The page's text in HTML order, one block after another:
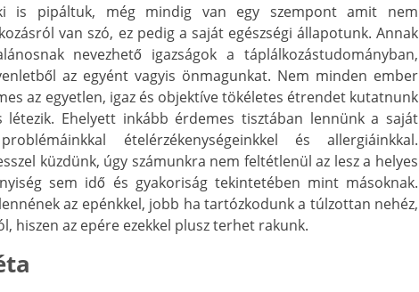
is pipáltuk, még mindig van egy szempont amit nem
van szó, ez pedig a saját egészségi állapotunk. Annak
nevezhető igazságok a táplálkozástudományban,
az egyént vagyis önmagunkat. Nem minden ember
az egyetlen, igaz és objektíve tökéletes étrendet kutatnunk
Ehelyett inkább érdemes tisztában lennünk a saját
ételérzékenységeinkkel és allergiáinkkal.
küzdünk, úgy számunkra nem feltétlenül az lesz a helyes
sem idő és gyakoriság tekintetében mint másoknak.
az epénkkel, jobb ha tartózkodunk a túlzottan nehéz,
hiszen az epére ezekkel plusz terhet rakunk.